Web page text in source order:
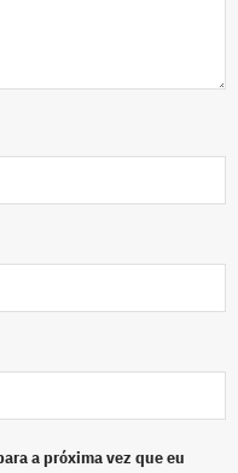
a próxima vez que eu